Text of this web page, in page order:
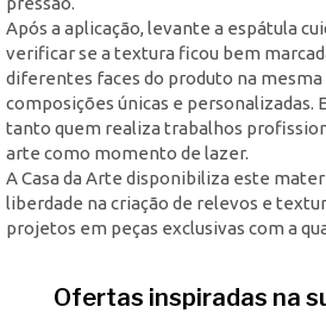
Após a aplicação, levante a espátula
verificar se a textura ficou bem
diferentes faces do produto na mesma
composições únicas e personalizadas.
tanto quem realiza trabalhos
arte como momento de lazer.
A Casa da Arte disponibiliza este
liberdade na criação de relevos e
projetos em peças exclusivas com a
Ofertas inspiradas na